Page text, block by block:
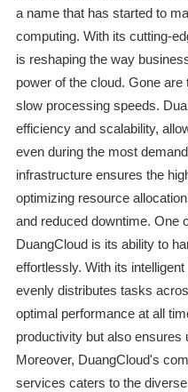
a name that has started to
computing. With its cutting-
is reshaping the way
power of the cloud. Gone
slow processing speeds.
efficiency and scalability,
even during the most
infrastructure ensures the
optimizing resource
and reduced downtime. One
DuangCloud is its ability to
effortlessly. With its
evenly distributes tasks
optimal performance at all
productivity but also ensures
Moreover, DuangCloud's
services caters to the